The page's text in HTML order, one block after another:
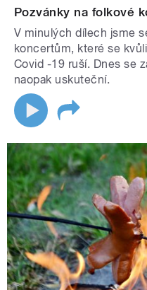
Pozvánky na folkové
V minulých dílech jsme
koncertům, které se
Covid -19 ruší. Dnes se
naopak uskuteční.